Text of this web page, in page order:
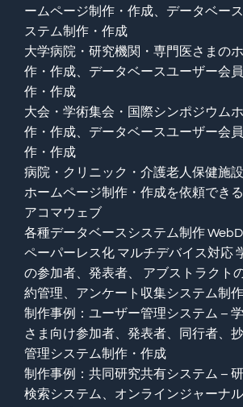
ームページ制作・作成、データベー
ステム制作・作成
大学病院・研究機関・専門医さまの
作・作成、データベースユーザー会
作・作成
大会・学術集会・国際シンポジウム
作・作成、データベースユーザー会
作・作成
病院・クリニック・介護老人保健施
ホームページ制作・作成を依頼でき
アコマウェブ
各種データベースシステム制作
ペーパーレス化 マルチデバイス対応
の参加者、発表者、 アブストラクト
約管理、アンケート収集システム制作
制作事例：ユーザー管理システム –
さま向け参加者、発表者、同行者、
管理システム制作・作成
制作事例：共同研究共有システム –
検索システム、オンラインジャーナ